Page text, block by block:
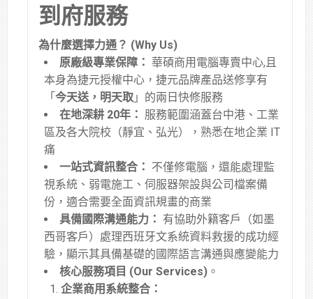
到府服務
為什麼選擇力通？ (Why Us)
原廠級專業保障： 華碩商用電腦專賣中心,且
本身為捷元授權中心，捷元品牌產品送修享有
「 今天送，明天取 」的兩日快修服務
在地深耕 20年： 服務範圍涵蓋台中港、工業
區及各大院校（靜宜、弘光），熟悉在地企業 IT
痛
一站式資訊整合： 不僅修電腦，還能處理監
視系統、弱電施工、伺服器架設與公司檔案備
份，適合需要全面資訊規畫的商業
具備國際溝通能力： 有協助外籍客戶（如墨
西哥客戶）處理西班牙文系統資料救援的成功經
驗，顯示其具備基礎的國際語言溝通與應變能力
核心服務項目 (Our Services) 。
企業商用系統整合：